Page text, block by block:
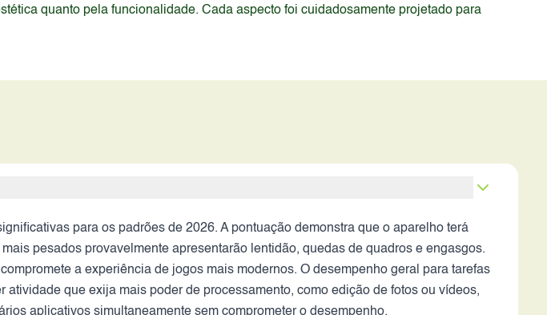
quanto pela funcionalidade. Cada aspecto foi cuidadosamente projetado para
para os padrões de 2026. A pontuação demonstra que o aparelho terá
pesados provavelmente apresentarão lentidão, quedas de quadros e engasgos.
a experiência de jogos mais modernos. O desempenho geral para tarefas
que exija mais poder de processamento, como edição de fotos ou vídeos,
aplicativos simultaneamente sem comprometer o desempenho.